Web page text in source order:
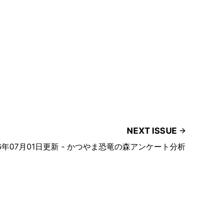
NEXT ISSUE
07月01日更新 - かつやま恐竜の森アンケート分析